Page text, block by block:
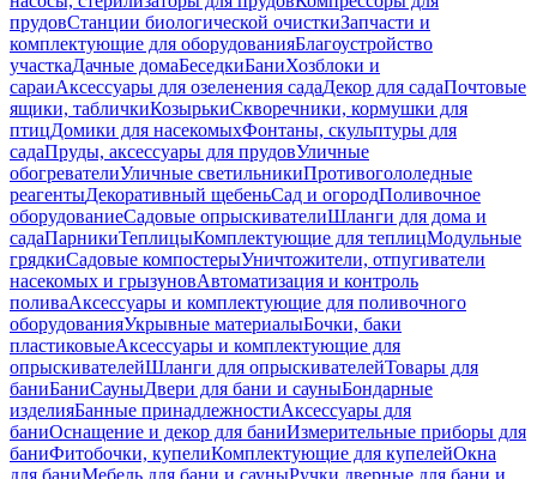
прудовСтанции биологической очисткиЗапчасти и
комплектующие для оборудованияБлагоустройство
участкаДачные домаБеседкиБаниХозблоки и
сараиАксессуары для озеленения садаДекор для садаПочтовые
ящики, табличкиКозырькиСкворечники, кормушки для
птицДомики для насекомыхФонтаны, скульптуры для
садаПруды, аксессуары для прудовУличные
обогревателиУличные светильникиПротивогололедные
реагентыДекоративный щебеньСад и огородПоливочное
оборудованиеСадовые опрыскивателиШланги для дома и
садаПарникиТеплицыКомплектующие для теплицМодульные
грядкиСадовые компостерыУничтожители, отпугиватели
насекомых и грызуновАвтоматизация и контроль
поливаАксессуары и комплектующие для поливочного
оборудованияУкрывные материалыБочки, баки
пластиковыеАксессуары и комплектующие для
опрыскивателейШланги для опрыскивателейТовары для
баниБаниСауныДвери для бани и сауныБондарные
изделияБанные принадлежностиАксессуары для
баниОснащение и декор для баниИзмерительные приборы для
баниФитобочки, купелиКомплектующие для купелейОкна
для баниМебель для бани и сауныРучки дверные для бани и